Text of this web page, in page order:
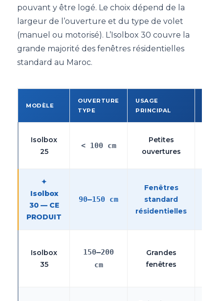
pouvant y être logé. Le choix dépend de la
largeur de l’ouverture et du type de volet
(manuel ou motorisé). L’Isolbox 30 couvre la
grande majorité des fenêtres résidentielles
standard au Maroc.
MODÈLE
OUVERTURE
TYPE
USAGE
PRINCIPAL
Isolbox
25
< 100 cm
Petites
ouvertures
✦
Isolbox
30 — CE
PRODUIT
90–150 cm
Fenêtres
standard
résidentielles
Isolbox
35
150–200
cm
Grandes
fenêtres